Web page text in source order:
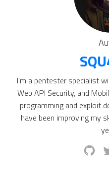
I'm a pentester specialist
Web API Security, and
programming and exploit
have been improving my